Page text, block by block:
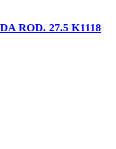
ROD. 27.5 K1118